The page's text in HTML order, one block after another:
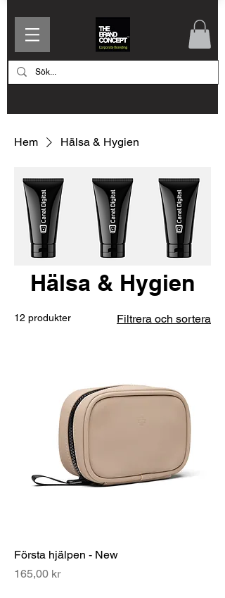
Hem Hälsa & Hygien
Hälsa & Hygien
12 produkter Filtrera och sortera
Första hjälpen - New
Pris
165,00 kr